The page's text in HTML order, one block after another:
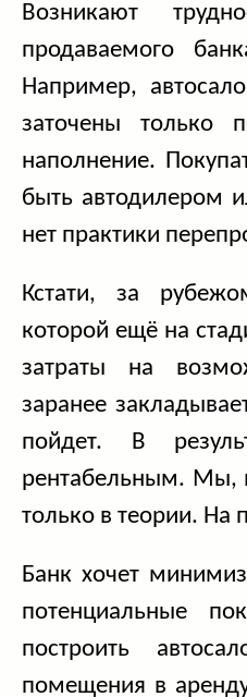
Возникают
продаваемого
Например,
заточены только
наполнение.
быть автодилером
нет практики
Кстати, за
которой ещё на
затраты на
заранее
пойдет. В
рентабельным. Мы,
только в теории. На
Банк хочет
потенциальные
построить
помещения в